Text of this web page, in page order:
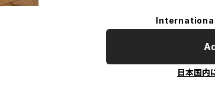
日本国内